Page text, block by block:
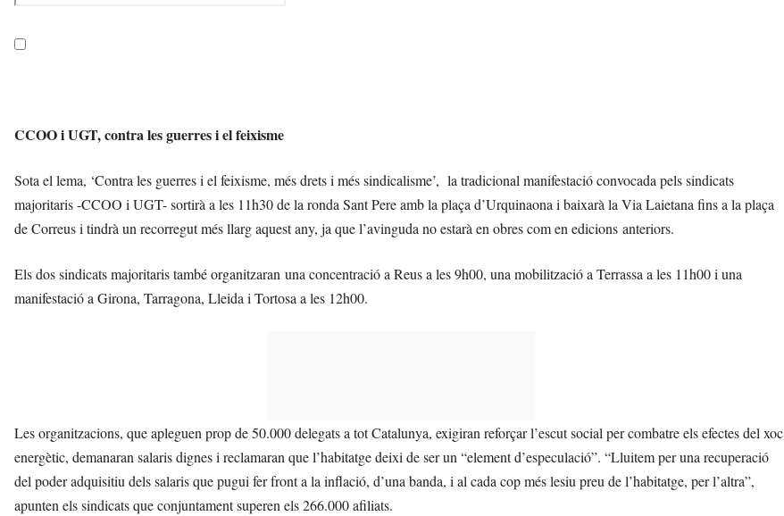
CCOO i UGT, contra les guerres i el feixisme
Sota el lema, ‘Contra les guerres i el feixisme, més drets i més sindicalisme’, la tradicional manifestació convocada pels sindicats
majoritaris -CCOO i UGT- sortirà a les 11h30 de la ronda Sant Pere amb la plaça d’Urquinaona i baixarà la Via Laietana fins a la plaça
de Correus i tindrà un recorregut més llarg aquest any, ja que l’avinguda no estarà en obres com en edicions anteriors.
Els dos sindicats majoritaris també organitzaran una concentració a Reus a les 9h00, una mobilització a Terrassa a les 11h00 i una
manifestació a Girona, Tarragona, Lleida i Tortosa a les 12h00.
Les organitzacions, que apleguen prop de 50.000 delegats a tot Catalunya, exigiran reforçar l’escut social per combatre els efectes del xoc
energètic, demanaran salaris dignes i reclamaran que l’habitatge deixi de ser un “element d’especulació”. “Lluitem per una recuperació
del poder adquisitiu dels salaris que pugui fer front a la inflació, d’una banda, i al cada cop més lesiu preu de l’habitatge, per l’altra”,
apunten els sindicats que conjuntament superen els 266.000 afiliats.